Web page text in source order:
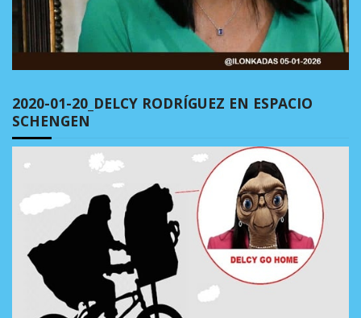
2020-01-20_DELCY RODRÍGUEZ EN ESPACIO
SCHENGEN